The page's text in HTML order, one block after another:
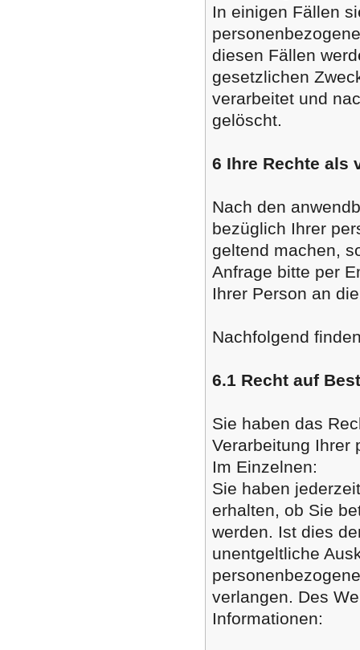
In einigen Fällen
diesen Fällen
gesetzlichen
verarbeitet und
gelöscht.
6 Ihre Rechte als
Nach den
bezüglich Ihrer
geltend machen,
Anfrage bitte per
Ihrer Person an
Nachfolgend
6.1 Recht auf
Sie haben das
Verarbeitung Ihrer
Im Einzelnen:
Sie haben
erhalten, ob Sie
werden. Ist dies
unentgeltliche
verlangen. Des
Informationen: